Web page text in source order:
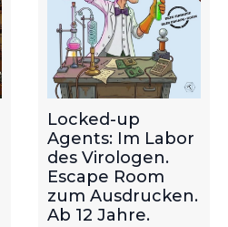
Locked-up
Agents: Im Labor
des Virologen.
Escape Room
zum Ausdrucken.
Ab 12 Jahre.